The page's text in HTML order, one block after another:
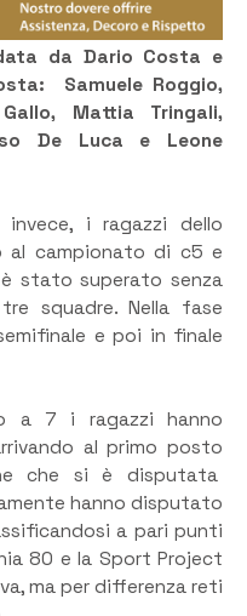
da Dario Costa e
Samuele Roggio,
Mattia Tringali,
De Luca e Leone
i ragazzi dello
al campionato di c5 e
stato superato senza
squadre. Nella fase
e poi in finale
a 7 i ragazzi hanno
al primo posto
che si è disputata
hanno disputato
a pari punti
80 e la Sport Project
ma per differenza reti